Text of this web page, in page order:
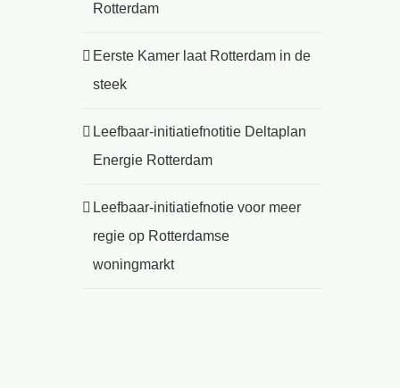
Rotterdam
Eerste Kamer laat Rotterdam in de
steek
Leefbaar-initiatiefnotitie Deltaplan
Energie Rotterdam
Leefbaar-initiatiefnotie voor meer
regie op Rotterdamse
woningmarkt